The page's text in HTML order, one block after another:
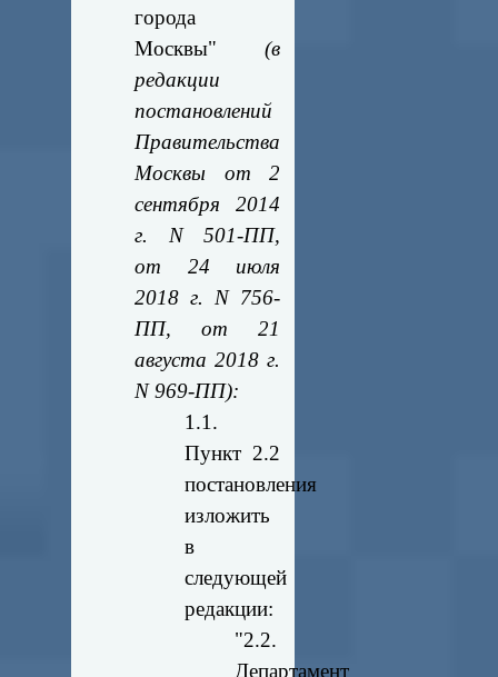
города
Москвы" (в
редакции
постановлений
Правительства
Москвы от 2
сентября 2014
г. N 501-ПП,
от 24 июля
2018 г. N 756-
ПП, от 21
августа 2018 г.
N 969-ПП):
1.1.
Пункт 2.2
постановления
изложить
в
следующей
редакции:
"2.2.
Департамент